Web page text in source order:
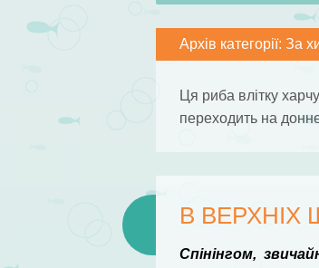
Архів категорії: За
Ця риба влітку
переходить на
В ВЕРХНІХ
Спінінгом,